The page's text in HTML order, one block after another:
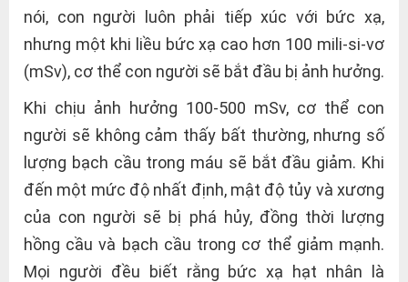
nói, con người luôn phải tiếp xúc với bức xạ,
nhưng một khi liều bức xạ cao hơn 100 mili-si-vơ
(mSv), cơ thể con người sẽ bắt đầu bị ảnh hưởng.
Khi chịu ảnh hưởng 100-500 mSv, cơ thể con
người sẽ không cảm thấy bất thường, nhưng số
lượng bạch cầu trong máu sẽ bắt đầu giảm. Khi
đến một mức độ nhất định, mật độ tủy và xương
của con người sẽ bị phá hủy, đồng thời lượng
hồng cầu và bạch cầu trong cơ thể giảm mạnh.
Mọi người đều biết rằng bức xạ hạt nhân là